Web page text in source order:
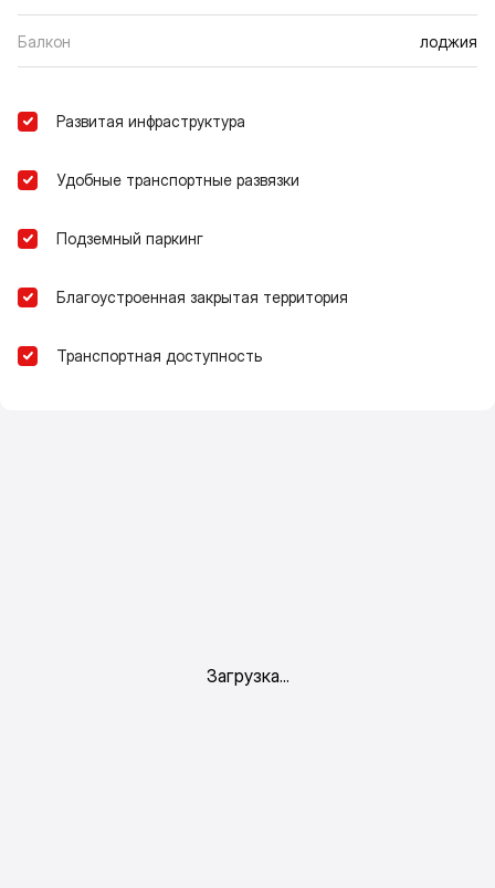
Балкон лоджия
Развитая инфраструктура
Удобные транспортные развязки
Подземный паркинг
Благоустроенная закрытая территория
Транспортная доступность